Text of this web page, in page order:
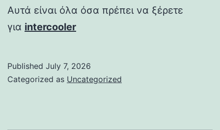
Αυτά είναι όλα όσα πρέπει να ξέρετε
για intercooler
Published July 7, 2026
Categorized as Uncategorized